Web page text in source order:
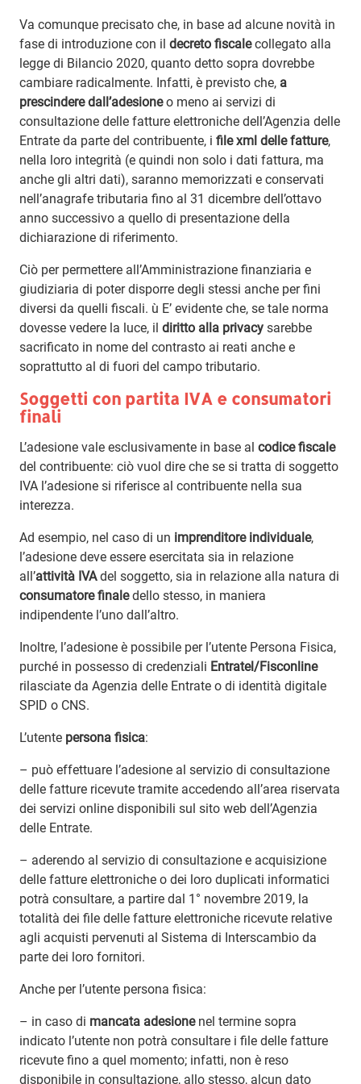
Va comunque precisato che, in base ad alcune novità in
fase di introduzione con il decreto fiscalecollegato alla
legge di Bilancio 2020, quanto detto sopra dovrebbe
cambiare radicalmente. Infatti, è previsto che, a
prescindere dall’adesioneo meno ai servizi di
consultazione delle fatture elettroniche dell’Agenzia delle
Entrate da parte del contribuente, i file xml delle fatture,
nella loro integrità (e quindi non solo i dati fattura, ma
anche gli altri dati), saranno memorizzati e conservati
nell’anagrafe tributaria fino al 31 dicembre dell’ottavo
anno successivo a quello di presentazione della
dichiarazione di riferimento.
Ciò per permettere all’Amministrazione finanziaria e
giudiziaria di poter disporre degli stessi anche per fini
diversi da quelli fiscali. ù E’ evidente che, se tale norma
dovesse vedere la luce, il diritto alla privacy sarebbe
sacrificato in nome del contrasto ai reati anche e
soprattutto al di fuori del campo tributario.
Soggetti con partita IVA e consumatori
finali
L’adesione vale esclusivamente in base al codice fiscale
del contribuente: ciò vuol dire che se si tratta di soggetto
IVA l’adesione si riferisce al contribuente nella sua
interezza.
Ad esempio, nel caso di un imprenditore individuale,
l’adesione deve essere esercitata sia in relazione
all’attività IVAdel soggetto, sia in relazione alla natura di
consumatore finaledello stesso, in maniera
indipendente l’uno dall’altro.
Inoltre, l’adesione è possibile per l’utente Persona Fisica,
purché in possesso di credenziali Entratel/Fisconline
rilasciate da Agenzia delle Entrate o di identità digitale
SPID o CNS.
L’utente persona fisica:
– può effettuare l’adesione al servizio di consultazione
delle fatture ricevute tramite accedendo all’area riservata
dei servizi online disponibili sul sito web dell’Agenzia
delle Entrate.
– aderendo al servizio di consultazione e acquisizione
delle fatture elettroniche o dei loro duplicati informatici
potrà consultare, a partire dal 1° novembre 2019, la
totalità dei file delle fatture elettroniche ricevute relative
agli acquisti pervenuti al Sistema di Interscambio da
parte dei loro fornitori.
Anche per l’utente persona fisica:
– in caso di mancata adesione nel termine sopra
indicato l’utente non potrà consultare i file delle fatture
ricevute fino a quel momento; infatti, non è reso
disponibile in consultazione, allo stesso, alcun dato